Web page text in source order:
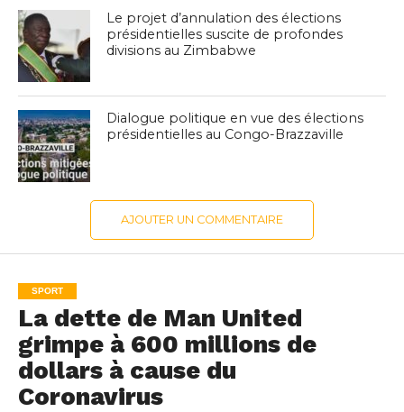
Le projet d’annulation des élections
présidentielles suscite de profondes
divisions au Zimbabwe
Dialogue politique en vue des élections
présidentielles au Congo-Brazzaville
AJOUTER UN COMMENTAIRE
SPORT
La dette de Man United
grimpe à 600 millions de
dollars à cause du
Coronavirus